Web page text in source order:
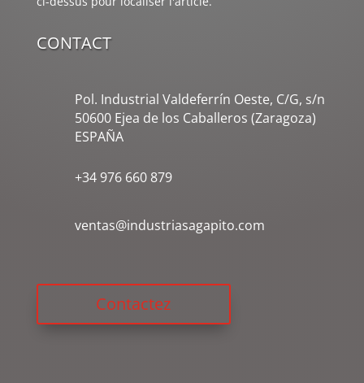
CONTACT
Pol. Industrial Valdeferrín Oeste, C/G, s/n
50600 Ejea de los Caballeros (Zaragoza)
ESPAÑA
+34 976 660 879
ventas@industriasagapito.com
Contactez